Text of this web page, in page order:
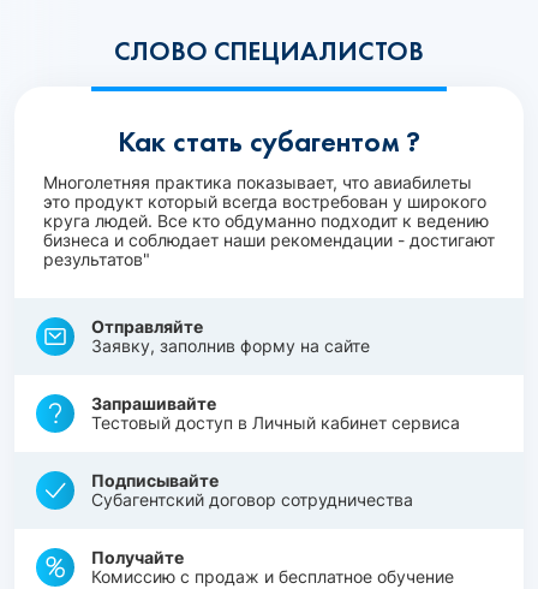
СЛОВО СПЕЦИАЛИСТОВ
Как стать субагентом ?
Многолетняя практика показывает, что авиабилеты
это продукт который всегда востребован у широкого
круга людей. Все кто обдуманно подходит к ведению
бизнеса и соблюдает наши рекомендации - достигают
результатов"
Отправляйте
Заявку, заполнив форму на сайте
Запрашивайте
Тестовый доступ в Личный кабинет сервиса
Подписывайте
Субагентский договор сотрудничества
Получайте
Комиссию с продаж и бесплатное обучение